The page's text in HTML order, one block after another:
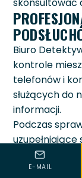
Biuro
kontrole
telefonów i
służących do
informacji.
Podczas
analiza
ukrytej
E-MAIL